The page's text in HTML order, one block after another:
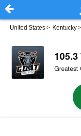
United States > Kentucky >
Greatest